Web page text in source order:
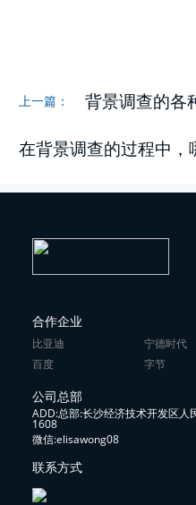
上一篇： 背景调查的各
合作企业
比亚迪 宁德时代
百度
字节
公司总部
ADD:总部:长沙经济技术开发区
1608
微信:elisawong08
联系方式